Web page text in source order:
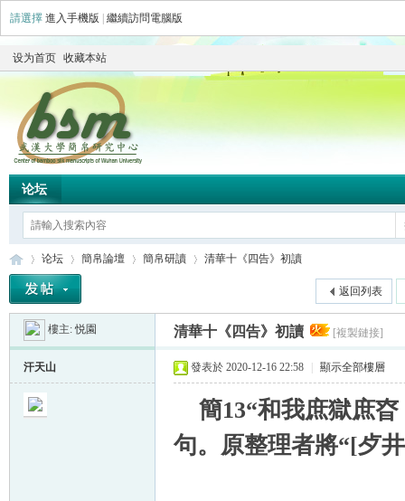
請選擇 進入手機版 繼續訪問電腦版
设为首页 收藏本站
论坛
»
论坛
›
簡帛論壇 簡帛研讀
›
清華十《四告》初讀
返回列表
樓主:悦園 清華十《四告》初讀 [複製鏈接]
汗天山 發表於 2020-12-16 22:58 顯示全部樓層
簡13“和我庶獄庶昚
句。原整理者將“[歺